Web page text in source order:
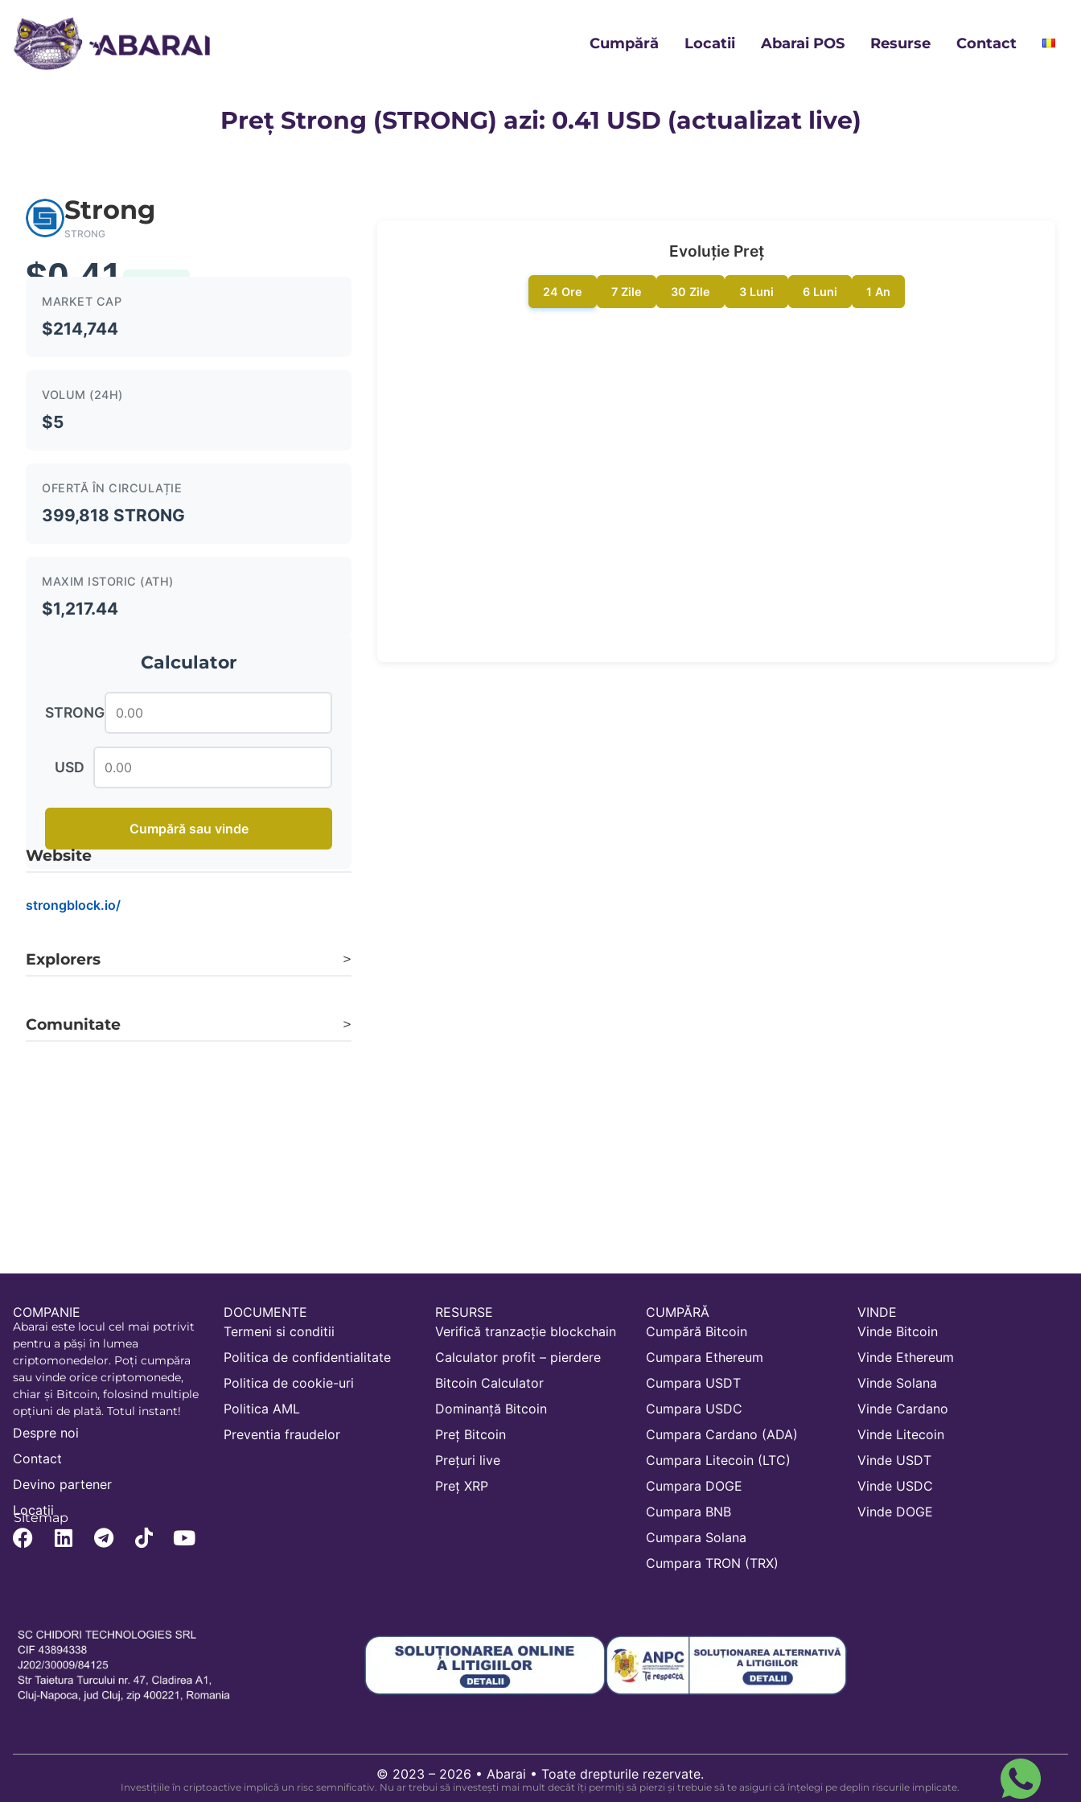
Cumpără Locatii Abarai POS Resurse Contact
Preț Strong (STRONG) azi: 0.41 USD (actualizat live)
Strong
STRONG
$0.41
MARKET CAP
$214,744
VOLUM (24H)
$5
OFERTĂ ÎN CIRCULAȚIE
399,818 STRONG
MAXIM ISTORIC (ATH)
$1,217.44
Calculator
STRONG
USD
Cumpără sau vinde
Website
strongblock.io/
Explorers >
Comunitate >
Evoluție Preț
24 Ore 7 Zile 30 Zile 3 Luni 6 Luni 1 An
COMPANIE
Abarai este locul cel mai potrivit
pentru a păși în lumea
criptomonedelor. Poți cumpăra
sau vinde orice criptomonede,
chiar și Bitcoin, folosind multiple
opțiuni de plată. Totul instant!
Despre noi
Contact
Devino partener
Locatii
Sitemap
DOCUMENTE
Termeni si conditii
Politica de confidentialitate
Politica de cookie-uri
Politica AML
Preventia fraudelor
RESURSE
Verifică tranzacție blockchain
Calculator profit – pierdere
Bitcoin Calculator
Dominanță Bitcoin
Preț Bitcoin
Prețuri live
Preț XRP
CUMPĂRĂ
Cumpără Bitcoin
Cumpara Ethereum
Cumpara USDT
Cumpara USDC
Cumpara Cardano (ADA)
Cumpara Litecoin (LTC)
Cumpara DOGE
Cumpara BNB
Cumpara Solana
Cumpara TRON (TRX)
VINDE
Vinde Bitcoin
Vinde Ethereum
Vinde Solana
Vinde Cardano
Vinde Litecoin
Vinde USDT
Vinde USDC
Vinde DOGE
© 2023 – 2026 • Abarai • Toate drepturile rezervate.
Investițiile în criptoactive implică un risc semnificativ. Nu ar trebui să investești mai mult decât îți permiți să pierzi și trebuie să te asiguri că înțelegi pe deplin riscurile implicate.